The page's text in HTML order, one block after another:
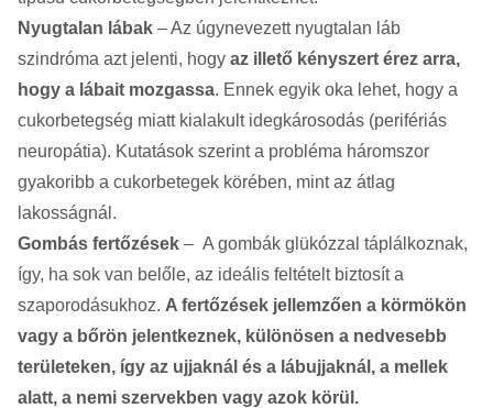
Nyugtalan lábak – Az úgynevezett nyugtalan láb
szindróma azt jelenti, hogy az illető kényszert érez arra,
hogy a lábait mozgassa. Ennek egyik oka lehet, hogy a
cukorbetegség miatt kialakult idegkárosodás (perifériás
neuropátia). Kutatások szerint a probléma háromszor
gyakoribb a cukorbetegek körében, mint az átlag
lakosságnál.
Gombás fertőzések – A gombák glükózzal táplálkoznak,
így, ha sok van belőle, az ideális feltételt biztosít a
szaporodásukhoz. A fertőzések jellemzően a körmökön
vagy a bőrön jelentkeznek, különösen a nedvesebb
területeken, így az ujjaknál és a lábujjaknál, a mellek
alatt, a nemi szervekben vagy azok körül.